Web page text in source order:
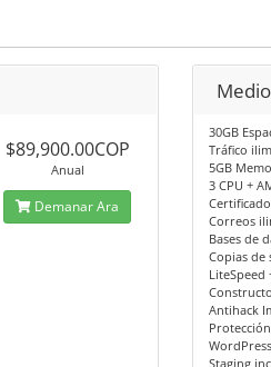
$89,900.00COP
Anual
Demanar Ara
30GB
Tráfico
5GB
3 CPU +
Correos
Bases de
Copias de
LiteSpeed
Antihack
Staging